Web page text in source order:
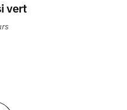
vert